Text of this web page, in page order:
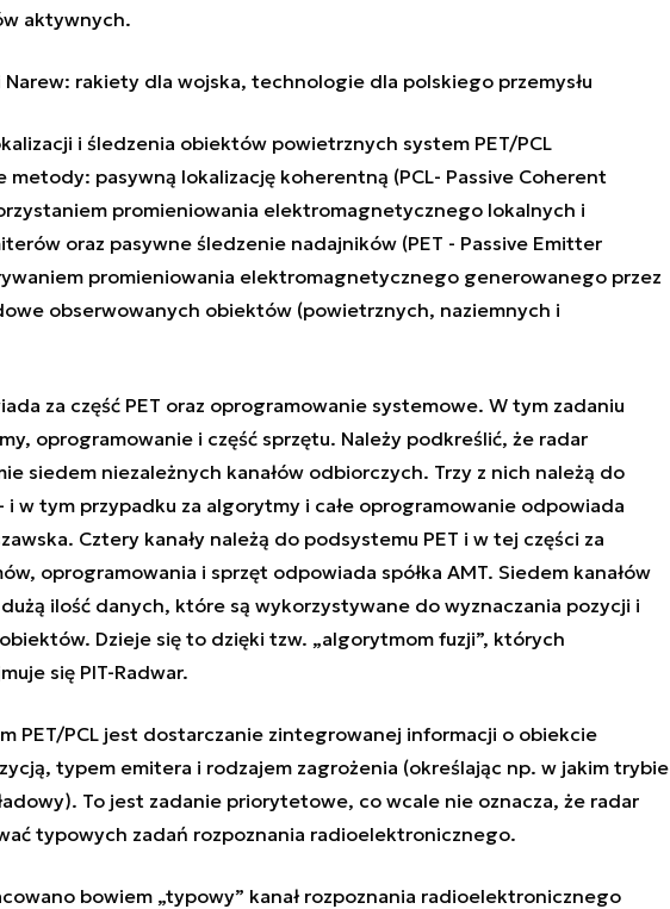
aktywnych.
Narew: rakiety dla wojska, technologie dla polskiego przemysłu
i śledzenia obiektów powietrznych system PET/PCL
pasywną lokalizację koherentną (PCL- Passive Coherent
promieniowania elektromagnetycznego lokalnych i
oraz pasywne śledzenie nadajników (PET - Passive Emitter
promieniowania elektromagnetycznego generowanego przez
obserwowanych obiektów (powietrznych, naziemnych i
za część PET oraz oprogramowanie systemowe. W tym zadaniu
oprogramowanie i część sprzętu. Należy podkreślić, że radar
siedem niezależnych kanałów odbiorczych. Trzy z nich należą do
i w tym przypadku za algorytmy i całe oprogramowanie odpowiada
Cztery kanały należą do podsystemu PET i w tej części za
oprogramowania i sprzęt odpowiada spółka AMT. Siedem kanałów
ilość danych, które są wykorzystywane do wyznaczania pozycji i
Dzieje się to dzięki tzw. „algorytmom fuzji”, których
się PIT-Radwar.
PET/PCL jest dostarczanie zintegrowanej informacji o obiekcie
typem emitera i rodzajem zagrożenia (określając np. w jakim trybie
To jest zadanie priorytetowe, co wcale nie oznacza, że radar
typowych zadań rozpoznania radioelektronicznego.
bowiem „typowy” kanał rozpoznania radioelektronicznego